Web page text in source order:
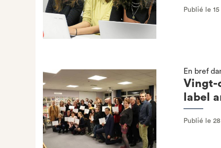
Publié le
En bref
Vingt-
label
Publié le